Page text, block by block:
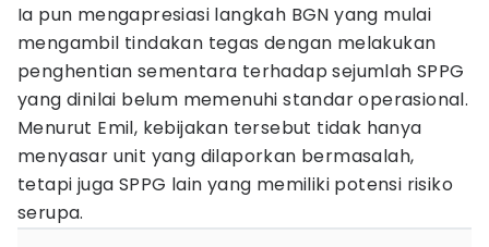
Ia pun mengapresiasi langkah BGN yang mulai
mengambil tindakan tegas dengan melakukan
penghentian sementara terhadap sejumlah SPPG
yang dinilai belum memenuhi standar operasional.
Menurut Emil, kebijakan tersebut tidak hanya
menyasar unit yang dilaporkan bermasalah,
tetapi juga SPPG lain yang memiliki potensi risiko
serupa.